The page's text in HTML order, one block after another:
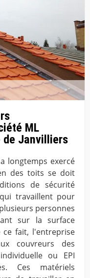
ML
de Janvilliers
longtemps exercé
des toits se doit
de sécurité
travaillent pour
personnes
sur la surface
fait, l'entreprise
couvreurs des
ou EPI
Ces matériels